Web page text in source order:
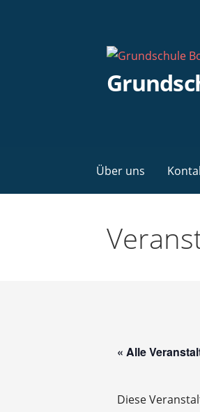
Über uns
« Alle
Diese